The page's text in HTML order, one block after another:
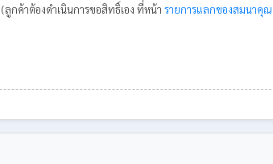
(ลูกค้าต้องดำเนินการขอสิทธิ์เอง ที่หน้า รายการแลกของสมนาคุณ